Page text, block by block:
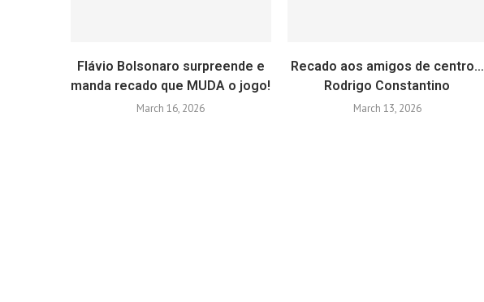
Flávio Bolsonaro surpreende e
manda recado que MUDA o jogo!
March 16, 2026
Recado aos amigos de centro…
Rodrigo Constantino
March 13, 2026